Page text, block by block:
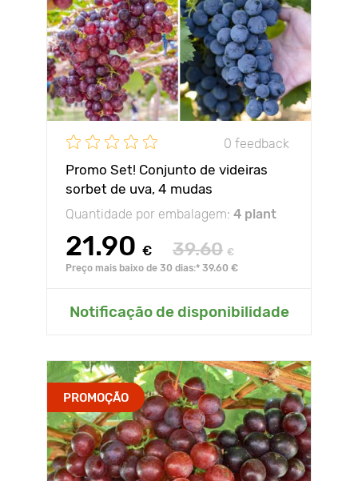
0 feedback
Promo Set! Conjunto de videiras
sorbet de uva, 4 mudas
Quantidade por embalagem: 4 plant
21.90 € 39.60 €
Preço mais baixo de 30 dias:* 39.60 €
Notificação de disponibilidade
PROMOÇÃO